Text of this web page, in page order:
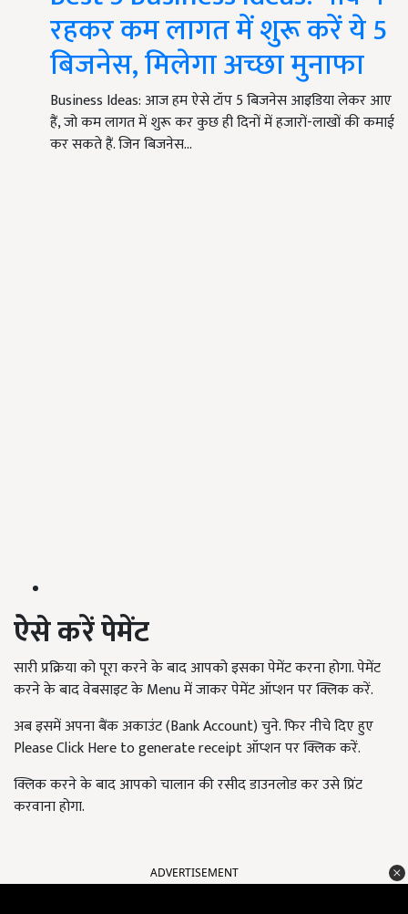
रहकर कम लागत में शुरू करें ये 5
बिजनेस, मिलेगा अच्छा मुनाफा
Business Ideas: आज हम ऐसे टॉप 5 बिजनेस आइडिया लेकर आए
हैं, जो कम लागत में शुरू कर कुछ ही दिनों में हजारों-लाखों की कमाई
कर सकते हैं. जिन बिजनेस…
ऐसे करें पेमेंट
सारी प्रक्रिया को पूरा करने के बाद आपको इसका पेमेंट करना होगा. पेमेंट
करने के बाद वेबसाइटकेMenu में जाकर पेमेंट ऑप्शन पर क्लिक करें.
अब इसमें अपना बैंक अकाउंट (Bank Account) चुने. फिर नीचे दिए हुए
Please Click Here to generate receipt ऑप्शन पर क्लिक करें.
क्लिक करने के बाद आपको चालान की रसीद डाउनलोड कर उसे प्रिंट
करवाना होगा.
ADVERTISEMENT